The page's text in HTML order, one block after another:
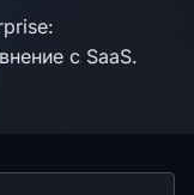
с SaaS.